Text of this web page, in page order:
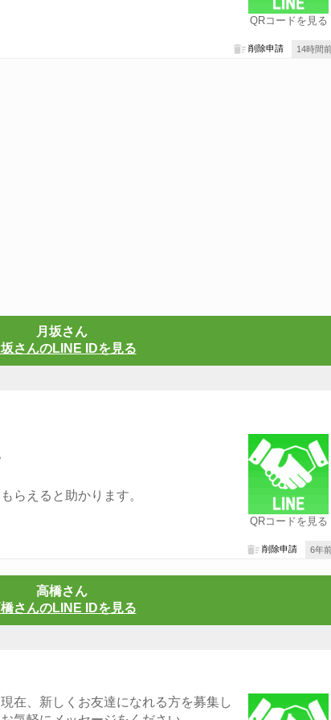
QRコードを見る
14時間
削除申請
月坂さん
さんのLINE IDを見る
QRコードを見る
らえると助かります。
6年
削除申請
高橋さん
さんのLINE IDを見る
在、新しくお友達になれる方を募集し